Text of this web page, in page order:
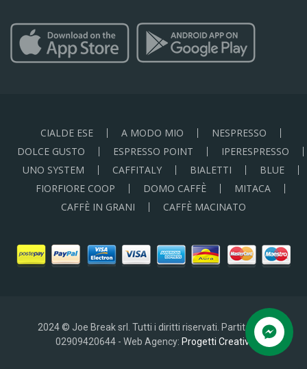
CIALDE ESE A MODO MIO
NESPRESSO
DOLCE GUSTO
ESPRESSO POINT
IPERESPRESSO
UNO SYSTEM
CAFFITALY BIALETTI
BLUE
FIORFIORE COOP
DOMO CAFFÈ
MITACA
CAFFÈ IN GRANI
CAFFÈ MACINATO
2024 © Joe Break srl. Tutti i diritti riservati. Partita IVA:
02909420644 - Web Agency: Progetti Creativi